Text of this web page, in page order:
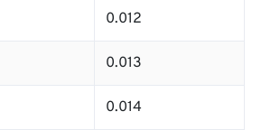
0.012
0.013
0.014